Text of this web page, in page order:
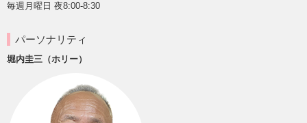
毎週月曜日 夜8:00-8:30
パーソナリティ
堀内圭三（ホリー）